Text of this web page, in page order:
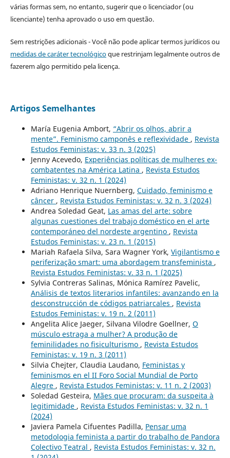
várias formas sem, no entanto, sugerir que o licenciador (ou
licenciante) tenha aprovado o uso em questão.
Sem restrições adicionais - Você não pode aplicar termos jurídicos ou
medidas de caráter tecnológicoque restrinjam legalmente outros de
fazerem algo permitido pela licença.
Artigos Semelhantes
María Eugenia Ambort, “Abrir os olhos, abrir a
mente”. Feminismo camponês e reflexividade , Revista
Estudos Feministas: v. 33 n. 3 (2025)
Jenny Acevedo, Experiências políticas de mulheres ex-
combatentes na América Latina , Revista Estudos
Feministas: v. 32 n. 1 (2024)
Adriano Henrique Nuernberg, Cuidado, feminismo e
câncer , Revista Estudos Feministas: v. 32 n. 3 (2024)
Andrea Soledad Geat, Las amas del arte: sobre
algunas cuestiones del trabajo doméstico en el arte
contemporáneo del nordeste argentino , Revista
Estudos Feministas: v. 23 n. 1 (2015)
Mariah Rafaela Silva, Sara Wagner York, Vigilantismo e
periferização smart: uma abordagem transfeminista ,
Revista Estudos Feministas: v. 33 n. 1 (2025)
Sylvia Contreras Salinas, Mónica Ramírez Pavelic,
Análisis de textos literarios infantiles: avanzando en la
desconstrucción de códigos patriarcales , Revista
Estudos Feministas: v. 19 n. 2 (2011)
Angelita Alice Jaeger, Silvana Vilodre Goellner, O
músculo estraga a mulher? A produção de
feminilidades no fisiculturismo , Revista Estudos
Feministas: v. 19 n. 3 (2011)
Silvia Chejter, Claudia Laudano, Feministas y
feminismos en el II Foro Social Mundial de Porto
Alegre , Revista Estudos Feministas: v. 11 n. 2 (2003)
Soledad Gesteira, Mães que procuram: da suspeita à
legitimidade , Revista Estudos Feministas: v. 32 n. 1
(2024)
Javiera Pamela Cifuentes Padilla, Pensar uma
metodologia feminista a partir do trabalho de Pandora
Colectivo Teatral , Revista Estudos Feministas: v. 32 n.